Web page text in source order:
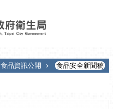
食品資訊公開 食品安全新聞稿